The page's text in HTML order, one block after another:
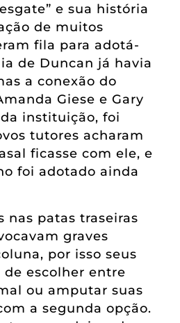
e sua história
de muitos
fila para adotá-
de Duncan já havia
a conexão do
Giese e Gary
instituição, foi
tutores acharam
ficasse com ele, e
foi adotado ainda
nas patas traseiras
graves
por isso seus
escolher entre
ou amputar suas
a segunda opção.